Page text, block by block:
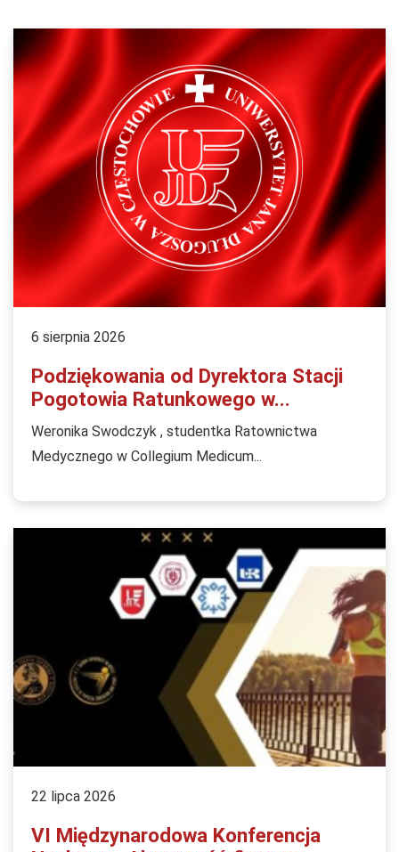
6 sierpnia 2026
Podziękowania od Dyrektora Stacji
Pogotowia Ratunkowego w...
Weronika Swodczyk , studentka Ratownictwa
Medycznego w Collegium Medicum...
22 lipca 2026
VI Międzynarodowa Konferencja